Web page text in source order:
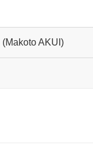
(Makoto AKUI)